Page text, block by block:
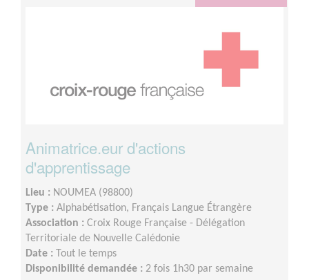
Animatrice.eur d'actions
d'apprentissage
Lieu : NOUMEA (98800)
Type : Alphabétisation, Français Langue Étrangère
Association : Croix Rouge Française - Délégation
Territoriale de Nouvelle Calédonie
Date :
Tout le temps
Disponibilité demandée : 2 fois 1h30 par semaine